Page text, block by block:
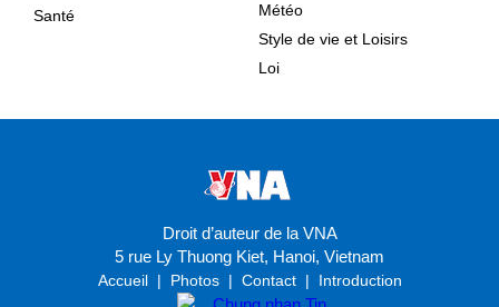
Santé
Météo
Style de vie et Loisirs
Loi
Droit d’auteur de la VNA
5 rue Ly Thuong Kiet, Hanoi, Vietnam
Accueil | Photos | Contact | Introduction